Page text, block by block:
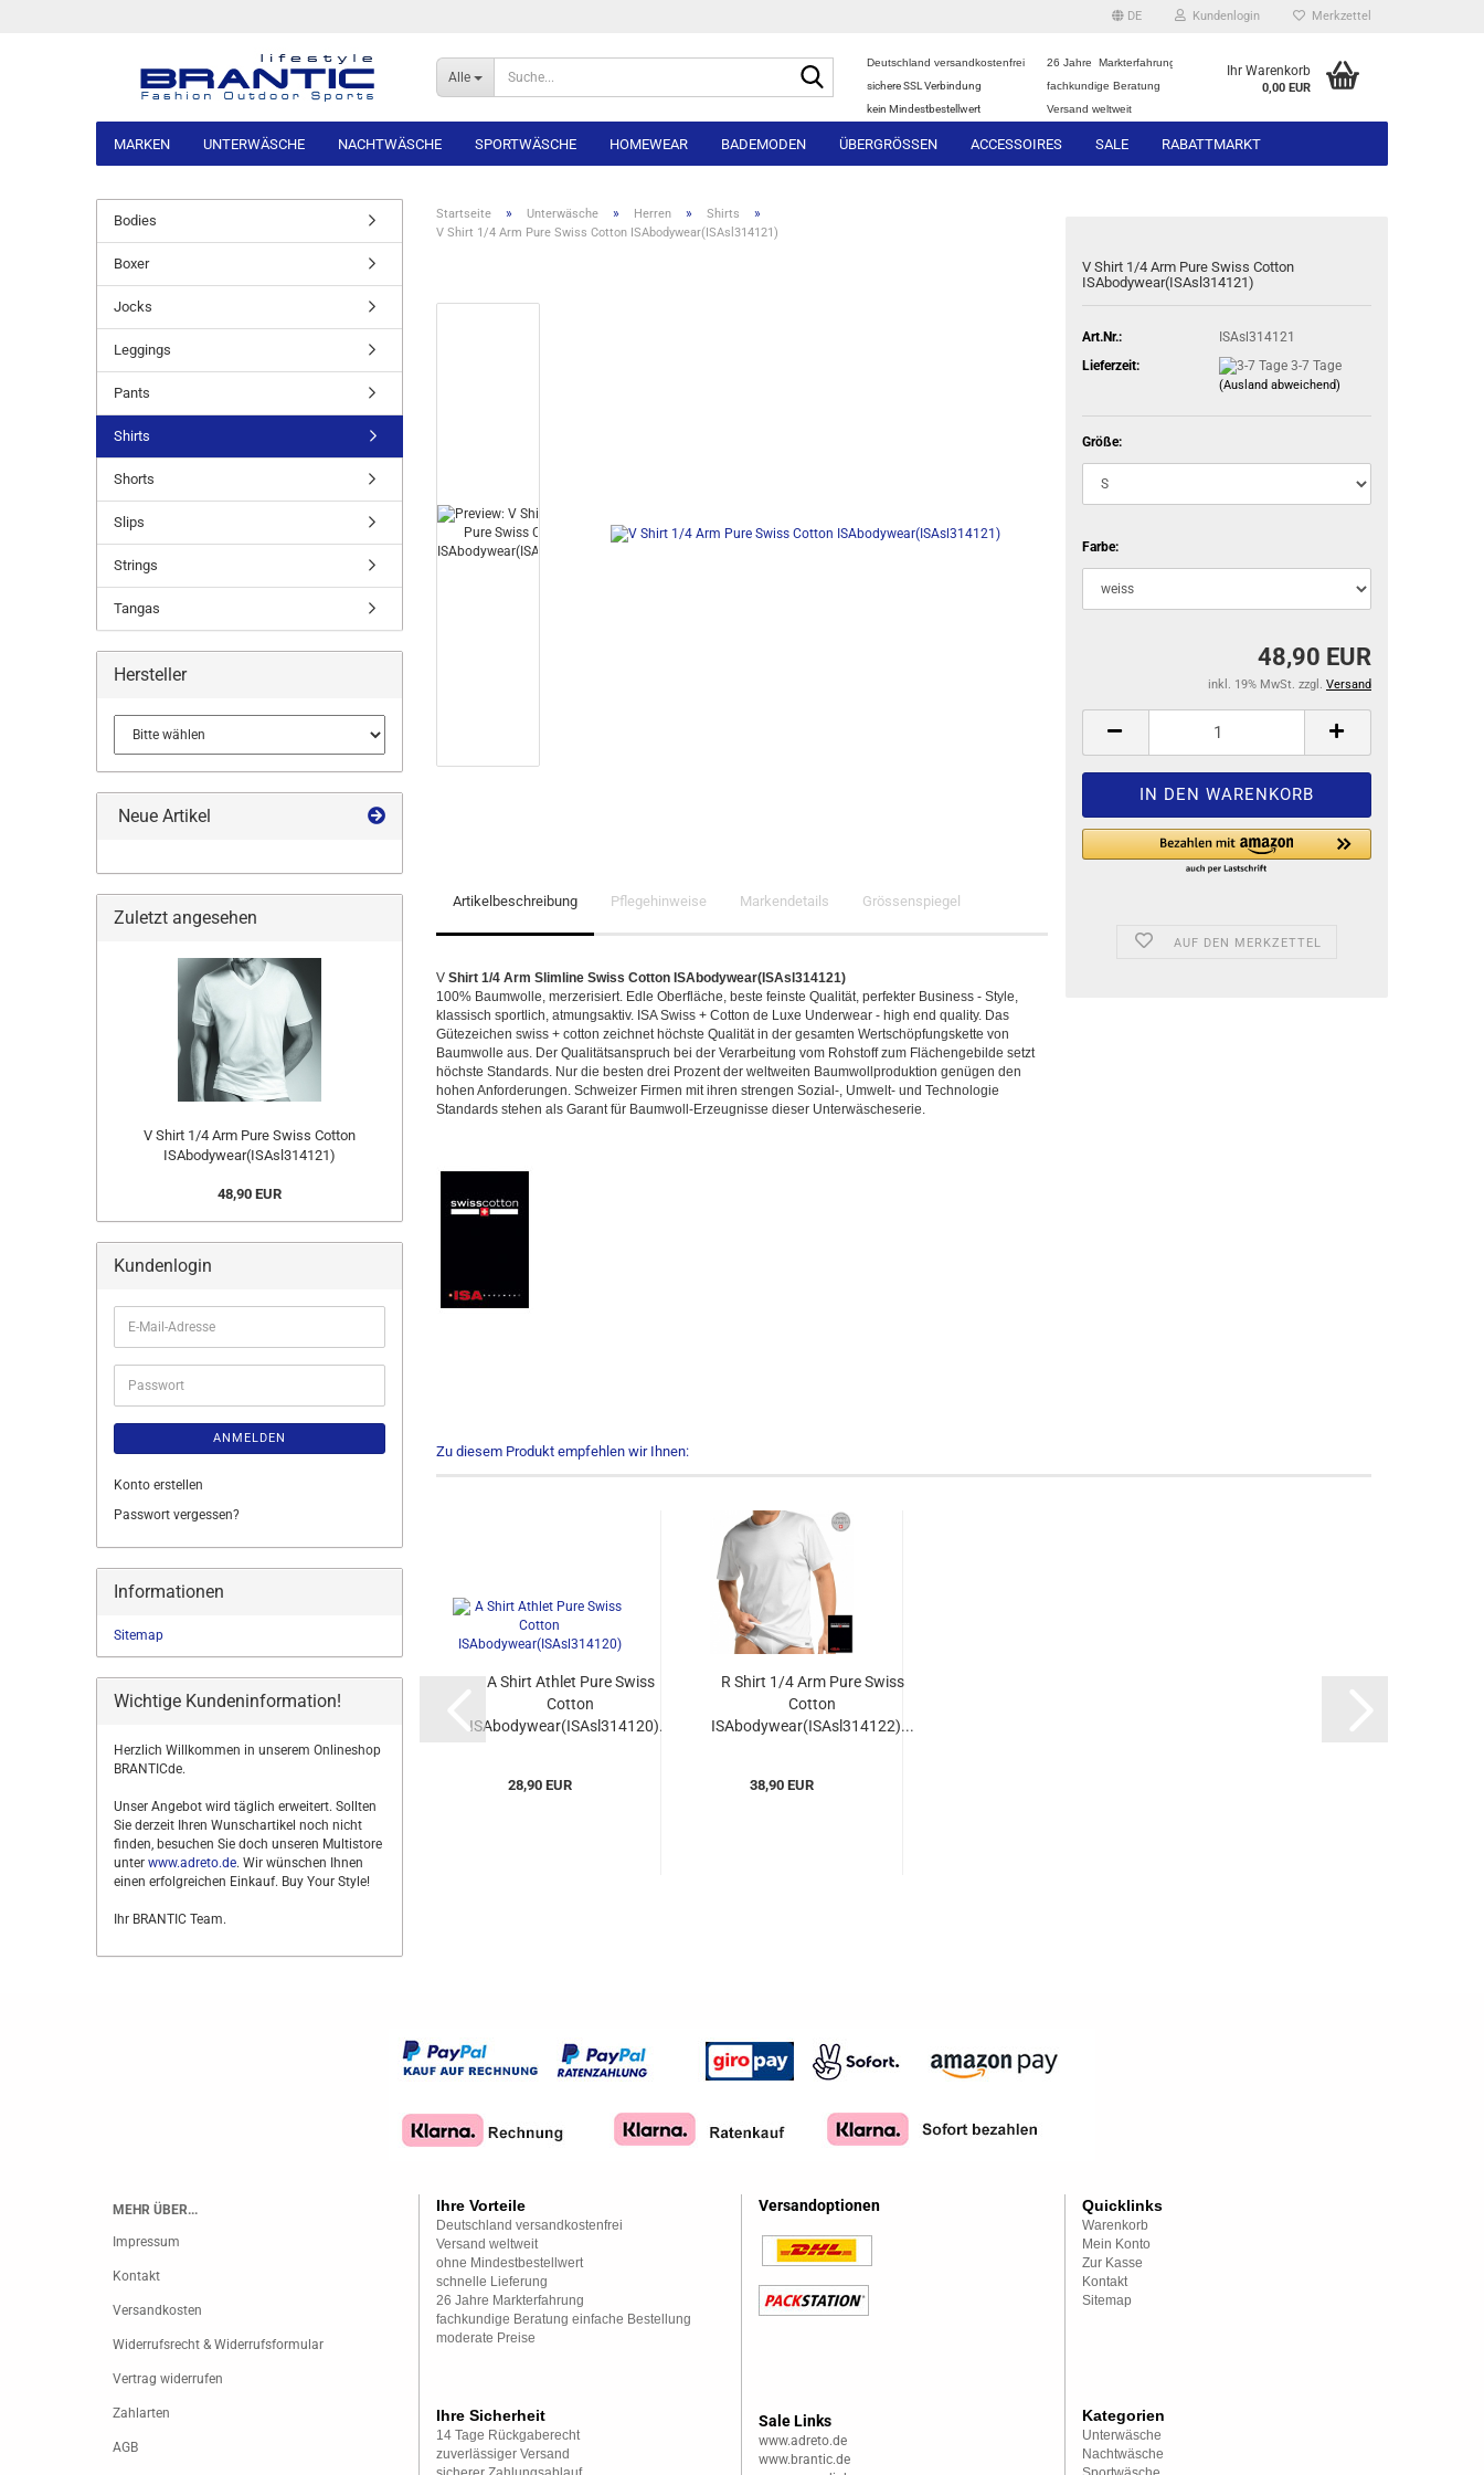
DE Kundenlogin Merkzettel
Alle
Suche...Deutschland versandkostenfrei
26 Jahre Markterfahrung
sichere SSL Verbindung
fachkundige Beratung
kein Mindestbestellwert
Versand weltweit
Ihr Warenkorb
0,00 EUR
MARKEN UNTERWÄSCHE NACHTWÄSCHE SPORTWÄSCHE HOMEWEAR BADEMODEN ÜBERGRÖSSEN ACCESSOIRES SALE RABATTMARKT
Startseite » Unterwäsche » Herren » Shirts »
V Shirt 1/4 Arm Pure Swiss Cotton ISAbodywear(ISAsl314121)
V Shirt 1/4 Arm Pure Swiss Cotton
ISAbodywear(ISAsl314121)
Art.Nr.:
ISAsl314121
Lieferzeit:
3-7 Tage
(Ausland abweichend)
Größe:
Farbe:
48,90 EUR
inkl. 19% MwSt. zzgl. Versand
AUF DEN MERKZETTEL
Artikelbeschreibung Pflegehinweise Markendetails Grössenspiegel
VShirt 1/4 Arm Slimline Swiss Cotton ISAbodywear(ISAsl314121)
100% Baumwolle, merzerisiert. Edle Oberfläche, beste feinste Qualität, perfekter Business - Style,
klassisch sportlich, atmungsaktiv. ISA Swiss + Cotton de Luxe Underwear - high end quality. Das
Gütezeichen swiss + cotton zeichnet höchste Qualität in der gesamten Wertschöpfungskette von
Baumwolle aus. Der Qualitätsanspruch bei der Verarbeitung vom Rohstoff zum Flächengebilde setzt
höchste Standards. Nur die besten drei Prozent der weltweiten Baumwollproduktion genügen den
hohen Anforderungen. Schweizer Firmen mit ihren strengen Sozial-, Umwelt- und Technologie
Standards stehen als Garant für Baumwoll-Erzeugnisse dieser Unterwäscheserie.
Zu diesem Produkt empfehlen wir Ihnen:
A Shirt Athlet Pure Swiss
Cotton
ISAbodywear(ISAsl314120)...
28,90 EUR
R Shirt 1/4 Arm Pure Swiss
Cotton
ISAbodywear(ISAsl314122)...
38,90 EUR
Bodies
Boxer
Jocks
Leggings
Pants
Shirts
Shorts
Slips
Strings
Tangas
Hersteller
Neue Artikel
Zuletzt angesehen
V Shirt 1/4 Arm Pure Swiss Cotton
ISAbodywear(ISAsl314121)
48,90 EUR
Kundenlogin
E-
Mail-
Adresse
Passwort
ANMELDEN
Konto erstellen
Passwort vergessen?
Informationen
Sitemap
Wichtige Kundeninformation!
Herzlich Willkommen in unserem Onlineshop
BRANTICde.
Unser Angebot wird täglich erweitert. Sollten
Sie derzeit Ihren Wunschartikel noch nicht
finden, besuchen Sie doch unseren Multistore
unter www.adreto.de. Wir wünschen Ihnen
einen erfolgreichen Einkauf. Buy Your Style!
Ihr BRANTIC Team.
MEHR ÜBER...
Impressum
Kontakt
Versandkosten
Widerrufsrecht & Widerrufsformular
Vertrag widerrufen
Zahlarten
AGB
Ihre Vorteile
Deutschland versandkostenfrei
Versand weltweit
ohne Mindestbestellwert
schnelle Lieferung
26 Jahre Markterfahrung
fachkundige Beratung einfache Bestellung
moderate Preise
Ihre Sicherheit
14 Tage Rückgaberecht
zuverlässiger Versand
Versandoptionen
Sale Links
www.adreto.de
www.brantic.de
Quicklinks
Warenkorb
Mein Konto
Zur Kasse
Kontakt
Sitemap
Kategorien
Unterwäsche
Nachtwäsche